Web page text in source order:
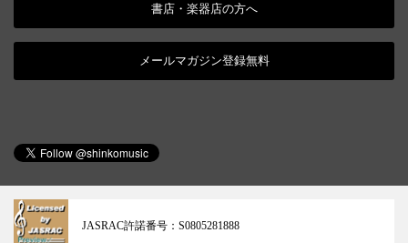
書店・楽器店の方へ
メールマガジン登録無料
JASRAC許諾番号： S0805281888